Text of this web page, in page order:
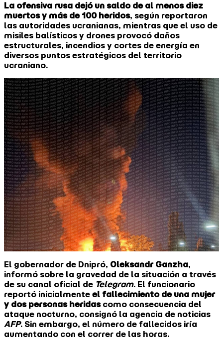
La ofensiva rusa dejó un saldo de al menos diez
muertos y más de 100 heridos, según reportaron
las autoridades ucranianas, mientras que el uso de
misiles balísticos y drones provocó daños
estructurales, incendios y cortes de energía en
diversos puntos estratégicos del territorio
ucraniano.
El gobernador de Dnipró, Oleksandr Ganzha,
informó sobre la gravedad de la situación a través
de su canal oficial de Telegram. El funcionario
reportó inicialmente el fallecimiento de una mujer
y dos personas heridascomo consecuencia del
ataque nocturno, consignó la agencia de noticias
AFP. Sin embargo, el número de fallecidos iría
aumentando con el correr de las horas.